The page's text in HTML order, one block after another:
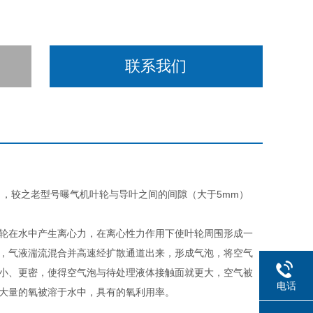
联系我们
较之老型号曝气机叶轮与导叶之间的间隙（大于5mm）
在水中产生离心力，在离心性力作用下使叶轮周围形成一
气液湍流混合并高速经扩散通道出来，形成气泡，将空气
、更密，使得空气泡与待处理液体接触面就更大，空气被
的氧被溶于水中，具有的氧利用率。
电话